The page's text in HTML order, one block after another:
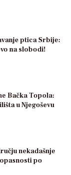
ptica Srbije:
na slobodi!
Bačka Topola:
u Njegoševu
nekadašnje
po